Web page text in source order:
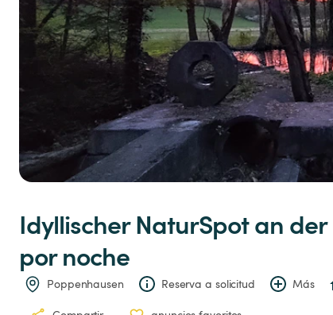
Idyllischer NaturSpotan der
por noche
Poppenhausen Reserva a solicitud Más